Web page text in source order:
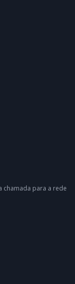
chamada para a rede